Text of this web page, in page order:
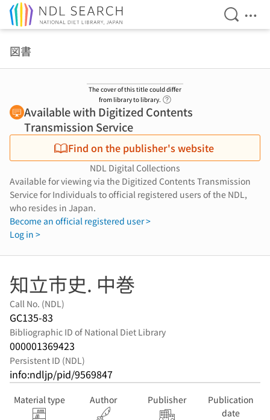
Open
図書
The cover of this title could differ
from library to library.
Available with Digitized Contents
Transmission Service
Find on the publisher's website
NDL Digital Collections
Available for viewing via the Digitized Contents Transmission
Service for Individuals to official registered users of the NDL,
who resides in Japan.
Become an official registered user >
Log in >
知立市史. 中巻
Call No. (NDL)
GC135-83
Bibliographic ID of National Diet Library
000001369423
Persistent ID (NDL)
info:ndljp/pid/9569847
Material type Author Publisher
Publication
date